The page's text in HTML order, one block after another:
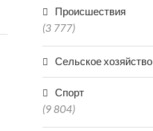
Происшествия
(3 777)
Сельское хозяйство
Спорт
(9 804)